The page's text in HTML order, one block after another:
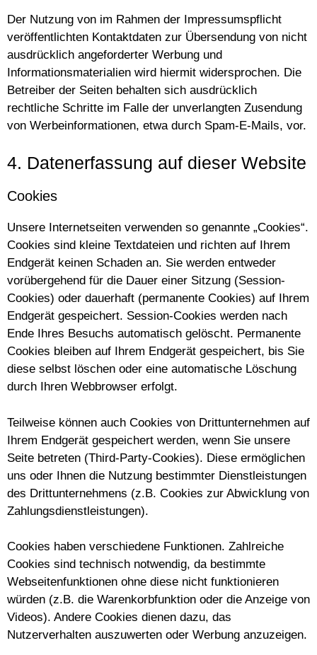
Der Nutzung von im Rahmen der Impressumspflicht
veröffentlichten Kontaktdaten zur Übersendung von nicht
ausdrücklich angeforderter Werbung und
Informationsmaterialien wird hiermit widersprochen. Die
Betreiber der Seiten behalten sich ausdrücklich
rechtliche Schritte im Falle der unverlangten Zusendung
von Werbeinformationen, etwa durch Spam-E-Mails, vor.
4. Datenerfassung auf dieser Website
Cookies
Unsere Internetseiten verwenden so genannte „Cookies“.
Cookies sind kleine Textdateien und richten auf Ihrem
Endgerät keinen Schaden an. Sie werden entweder
vorübergehend für die Dauer einer Sitzung (Session-
Cookies) oder dauerhaft (permanente Cookies) auf Ihrem
Endgerät gespeichert. Session-Cookies werden nach
Ende Ihres Besuchs automatisch gelöscht. Permanente
Cookies bleiben auf Ihrem Endgerät gespeichert, bis Sie
diese selbst löschen oder eine automatische Löschung
durch Ihren Webbrowser erfolgt.
Teilweise können auch Cookies von Drittunternehmen auf
Ihrem Endgerät gespeichert werden, wenn Sie unsere
Seite betreten (Third-Party-Cookies). Diese ermöglichen
uns oder Ihnen die Nutzung bestimmter Dienstleistungen
des Drittunternehmens (z.B. Cookies zur Abwicklung von
Zahlungsdienstleistungen).
Cookies haben verschiedene Funktionen. Zahlreiche
Cookies sind technisch notwendig, da bestimmte
Webseitenfunktionen ohne diese nicht funktionieren
würden (z.B. die Warenkorbfunktion oder die Anzeige von
Videos). Andere Cookies dienen dazu, das
Nutzerverhalten auszuwerten oder Werbung anzuzeigen.